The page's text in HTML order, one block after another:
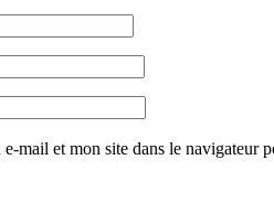
mail et mon site dans le navigateur